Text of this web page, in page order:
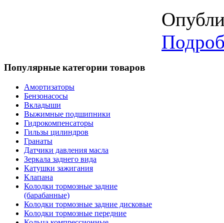
Популярные категории товаров
Амортизаторы
Бензонасосы
Вкладыши
Выжимные подшипники
Гидрокомпенсаторы
Гильзы цилиндров
Гранаты
Датчики давления масла
Зеркала заднего вида
Катушки зажигания
Клапана
Колодки тормозные задние
(барабанные)
Колодки тормозные задние дисковые
Колодки тормозные передние